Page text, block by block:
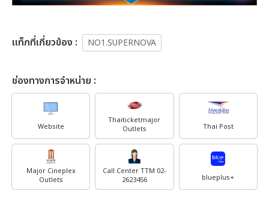
เเท็กที่เกี่ยวข้อง : NO1.SUPERNOVA
ช่องทางการจำหน่าย :
Website
Thaiticketmajor
Outlets
Thai Post
Major Cineplex
Outlets
Call Center TTM 02-
2623456
blueplus+